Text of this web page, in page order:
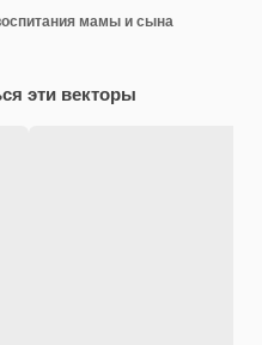
мамы и сына
эти векторы